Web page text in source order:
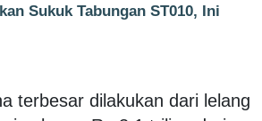
Sukuk Tabungan ST010, Ini
terbesar dilakukan dari lelang